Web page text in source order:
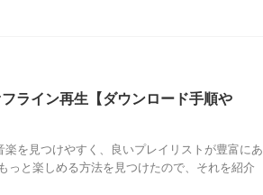
ライン再生【ダウンロード手順や
を見つけやすく、良いプレイリストが豊富にあ
と楽しめる方法を見つけたので、それを紹介